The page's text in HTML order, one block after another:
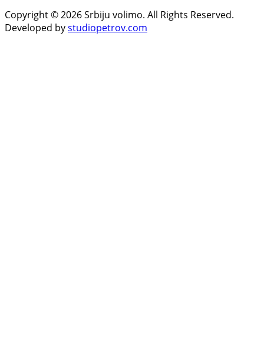
Copyright © 2026 Srbiju volimo. All Rights Reserved.
Developed bystudiopetrov.com